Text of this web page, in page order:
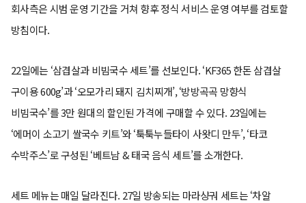
회사측은 시범 운영 기간을 거쳐 향후 정식 서비스 운영 여부를 검토할
방침이다.
22일에는 ‘삼겹살과 비빔국수 세트’를 선보인다. ‘KF365 한돈 삼겹살
구이용 600g’과 ‘오모가리 돼지 김치찌개’, ‘방방곡곡 망향식
비빔국수’를 3만 원대의 할인된 가격에 구매할 수 있다. 23일에는
‘에머이 소고기 쌀국수 키트’와 ‘툭툭누들타이 사왓디 만두’, ‘타코
수박주스’로 구성된 ‘베트남 & 태국 음식 세트’를 소개한다.
세트 메뉴는 매일 달라진다. 27일 방송되는 마라샹궈 세트는 ‘차알